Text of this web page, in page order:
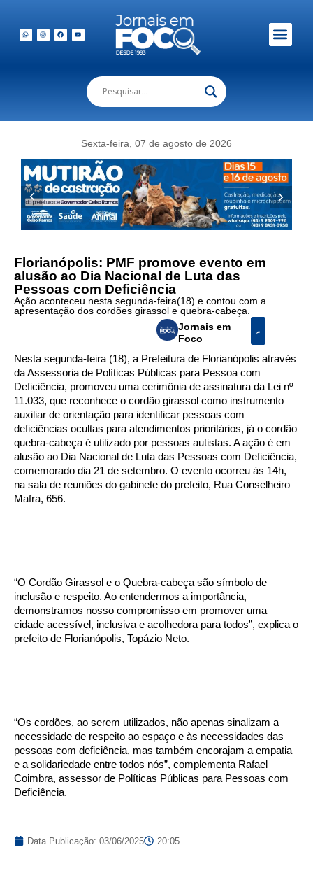
Sexta-feira, 07 de agosto de 2026
Florianópolis: PMF promove evento em
alusão ao Dia Nacional de Luta das
Pessoas com Deficiência
Ação aconteceu nesta segunda-feira(18) e contou com a
apresentação dos cordões girassol e quebra-cabeça.
Jornais em
Foco
Nesta segunda-feira (18), a Prefeitura de Florianópolis através
da Assessoria de Políticas Públicas para Pessoa com
Deficiência, promoveu uma cerimônia de assinatura da Lei nº
11.033, que reconhece o cordão girassol como instrumento
auxiliar de orientação para identificar pessoas com
deficiências ocultas para atendimentos prioritários, já o cordão
quebra-cabeça é utilizado por pessoas autistas. A ação é em
alusão ao Dia Nacional de Luta das Pessoas com Deficiência,
comemorado dia 21 de setembro. O evento ocorreu às 14h,
na sala de reuniões do gabinete do prefeito, Rua Conselheiro
Mafra, 656.
“O Cordão Girassol e o Quebra-cabeça são símbolo de
inclusão e respeito. Ao entendermos a importância,
demonstramos nosso compromisso em promover uma
cidade acessível, inclusiva e acolhedora para todos”, explica o
prefeito de Florianópolis, Topázio Neto.
“Os cordões, ao serem utilizados, não apenas sinalizam a
necessidade de respeito ao espaço e às necessidades das
pessoas com deficiência, mas também encorajam a empatia
e a solidariedade entre todos nós”, complementa Rafael
Coimbra, assessor de Políticas Públicas para Pessoas com
Deficiência.
Data Publicação: 03/06/2025 20:05